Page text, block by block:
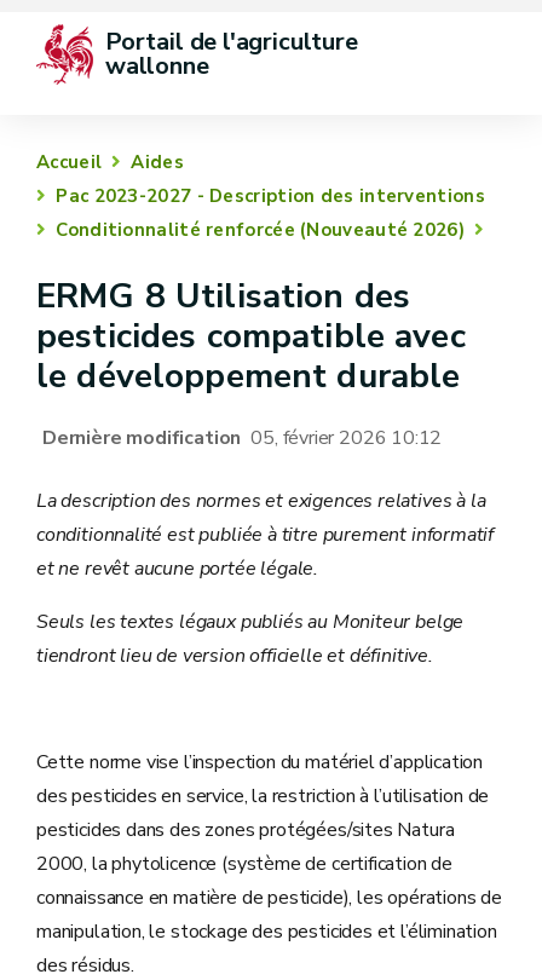
Portail de l'agriculture
wallonne
Accueil
Aides
Pac 2023-2027 - Description des interventions
Conditionnalité renforcée (Nouveauté 2026)
ERMG 8 Utilisation des
pesticides compatible avec
le développement durable
Dernière modification 05, février 2026 10:12
La description des normes et exigences relatives à la
conditionnalité est publiée à titre purement informatif
et ne revêt aucune portée légale.
Seuls les textes légaux publiés au Moniteur belge
tiendront lieu de version officielle et définitive.
Cette norme vise l’inspection du matériel d’application
des pesticides en service, la restriction à l’utilisation de
pesticides dans des zones protégées/sites Natura
2000, la phytolicence (système de certification de
connaissance en matière de pesticide), les opérations de
manipulation, le stockage des pesticides et l’élimination
des résidus.